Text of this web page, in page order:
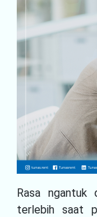
Rasa ngantuk
terlebih saat